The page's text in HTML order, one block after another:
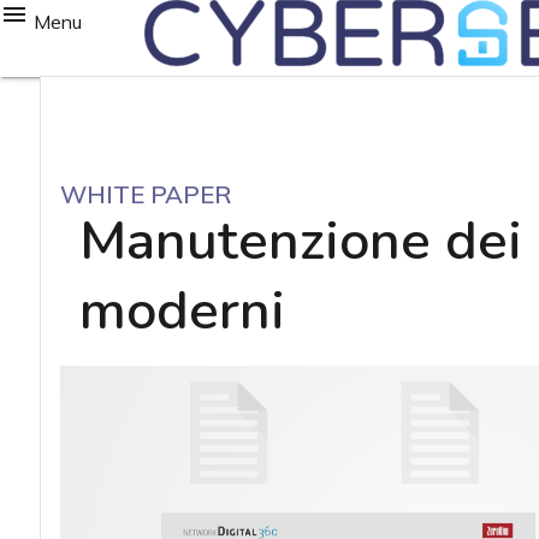
Menu
WHITE PAPER
Manutenzione
moderni